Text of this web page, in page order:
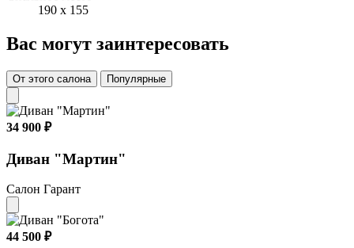
190 x 155
Вас могут заинтересовать
От этого салона Популярные
34 900 ₽
Диван "Мартин"
Салон Гарант
44 500 ₽